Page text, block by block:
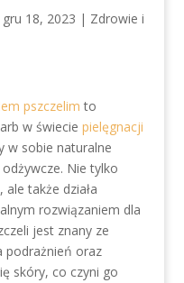
gru 18, 2023 | Zdrowie i
pszczelim to
w świeciepielęgnacji
w sobie naturalne
odżywcze. Nie tylko
także działa
rozwiązaniem dla
jest znany ze
podrażnień oraz
skóry, co czyni go